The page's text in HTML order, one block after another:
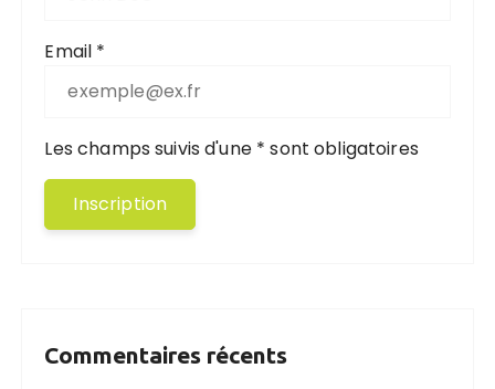
Email *
Les champs suivis d'une * sont obligatoires
Commentaires récents